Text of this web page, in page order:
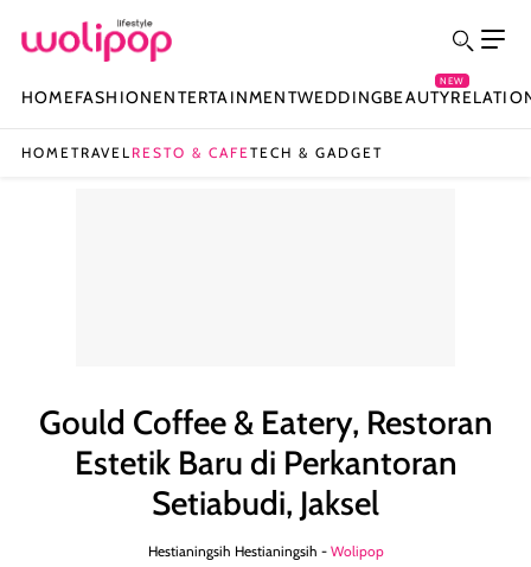
HOMEFASHIONENTERTAINMENTWEDDINGBEAUTY
NEW
HOMETRAVEL RESTO & CAFETECH & GADGET
Gould Coffee & Eatery, Restoran
Estetik Baru di Perkantoran
Setiabudi, Jaksel
Hestianingsih Hestianingsih - Wolipop